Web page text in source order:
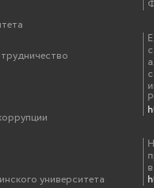
университета